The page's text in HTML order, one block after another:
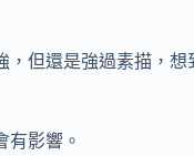
但還是強過素描，
有影響。